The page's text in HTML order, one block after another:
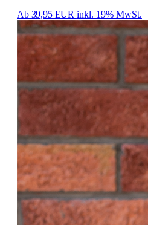
Ab 39,95 EUR inkl. 19% MwSt.